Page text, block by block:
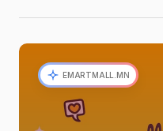
EMARTMALL.MN